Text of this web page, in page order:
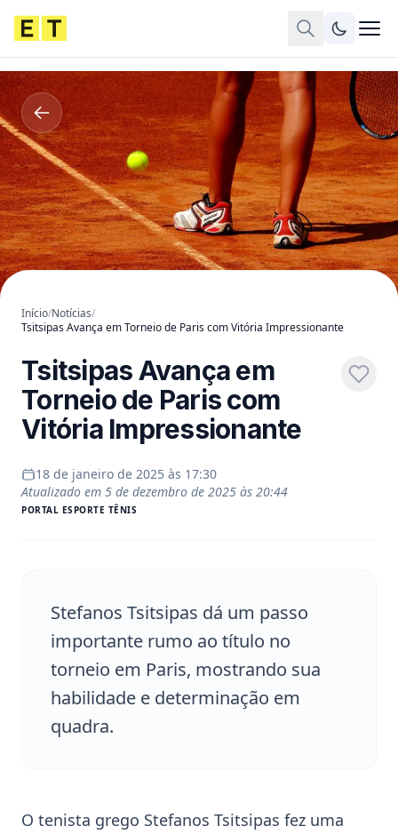
Início/Notícias/
Tsitsipas Avança em Torneio de Paris com Vitória Impressionante
Tsitsipas Avança em
Torneio de Paris com
Vitória Impressionante
18 de janeiro de 2025 às 17:30
Atualizado em 5 de dezembro de 2025 às 20:44
PORTAL ESPORTE TÊNIS
Stefanos Tsitsipas dá um passo
importante rumo ao título no
torneio em Paris, mostrando sua
habilidade e determinação em
quadra.
O tenista grego Stefanos Tsitsipas fez uma